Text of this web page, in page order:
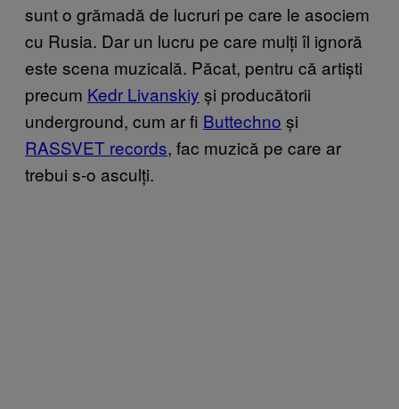
sunt o grămadă de lucruri pe care le asociem
cu Rusia. Dar un lucru pe care mulți îl ignoră
este scena muzicală. Păcat, pentru că artiști
precum Kedr Livanskiy și producătorii
underground, cum ar fi Buttechno și
RASSVET records, fac muzică pe care ar
trebui s-o asculți.